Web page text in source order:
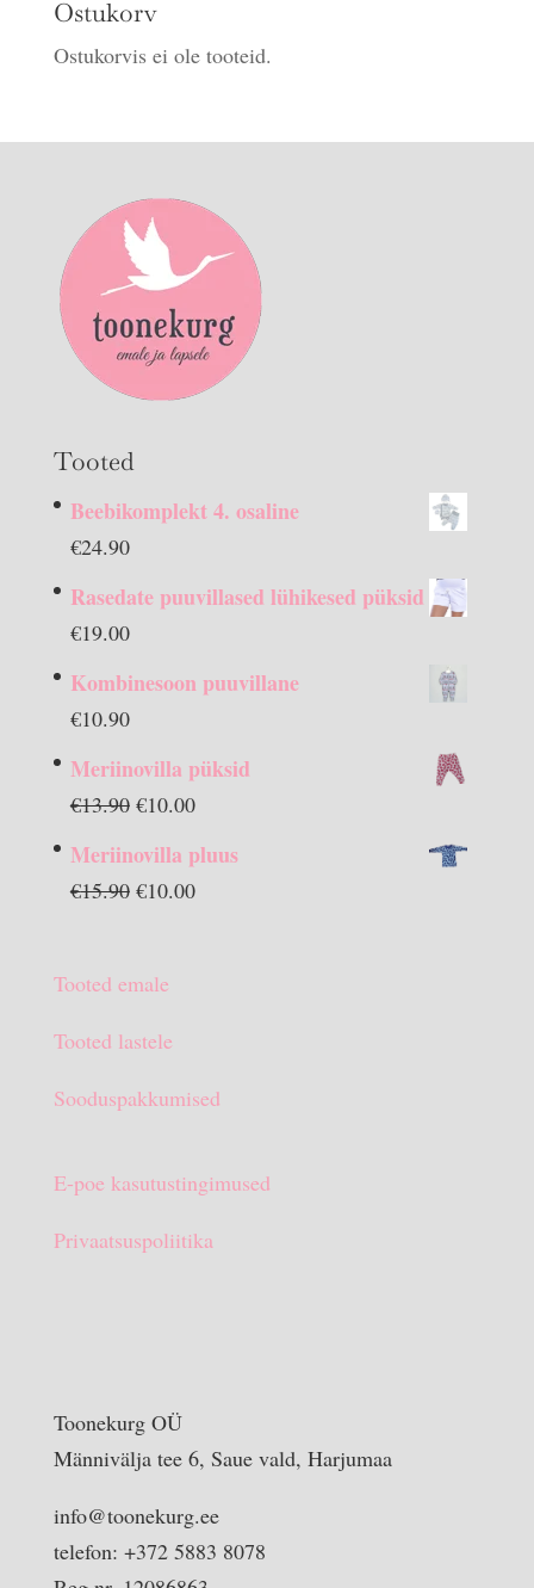
Ostukorv
Ostukorvis ei ole tooteid.
Tooted
Beebikomplekt 4. osaline
€24.90
Rasedate puuvillased lühikesed püksid
€19.00
Kombinesoon puuvillane
€10.90
Meriinovilla püksid
€13.90 Algne
€10.00Praegune
on:
Meriinovilla pluus
€15.90 Algne
€15.90.
€10.00Praegune
Tooted emale
Tooted lastele
Sooduspakkumised
E-poe kasutustingimused
Privaatsuspoliitika
Toonekurg OÜ
Männivälja tee 6, Saue vald, Harjumaa
info@toonekurg.ee
telefon: +372 5883 8078